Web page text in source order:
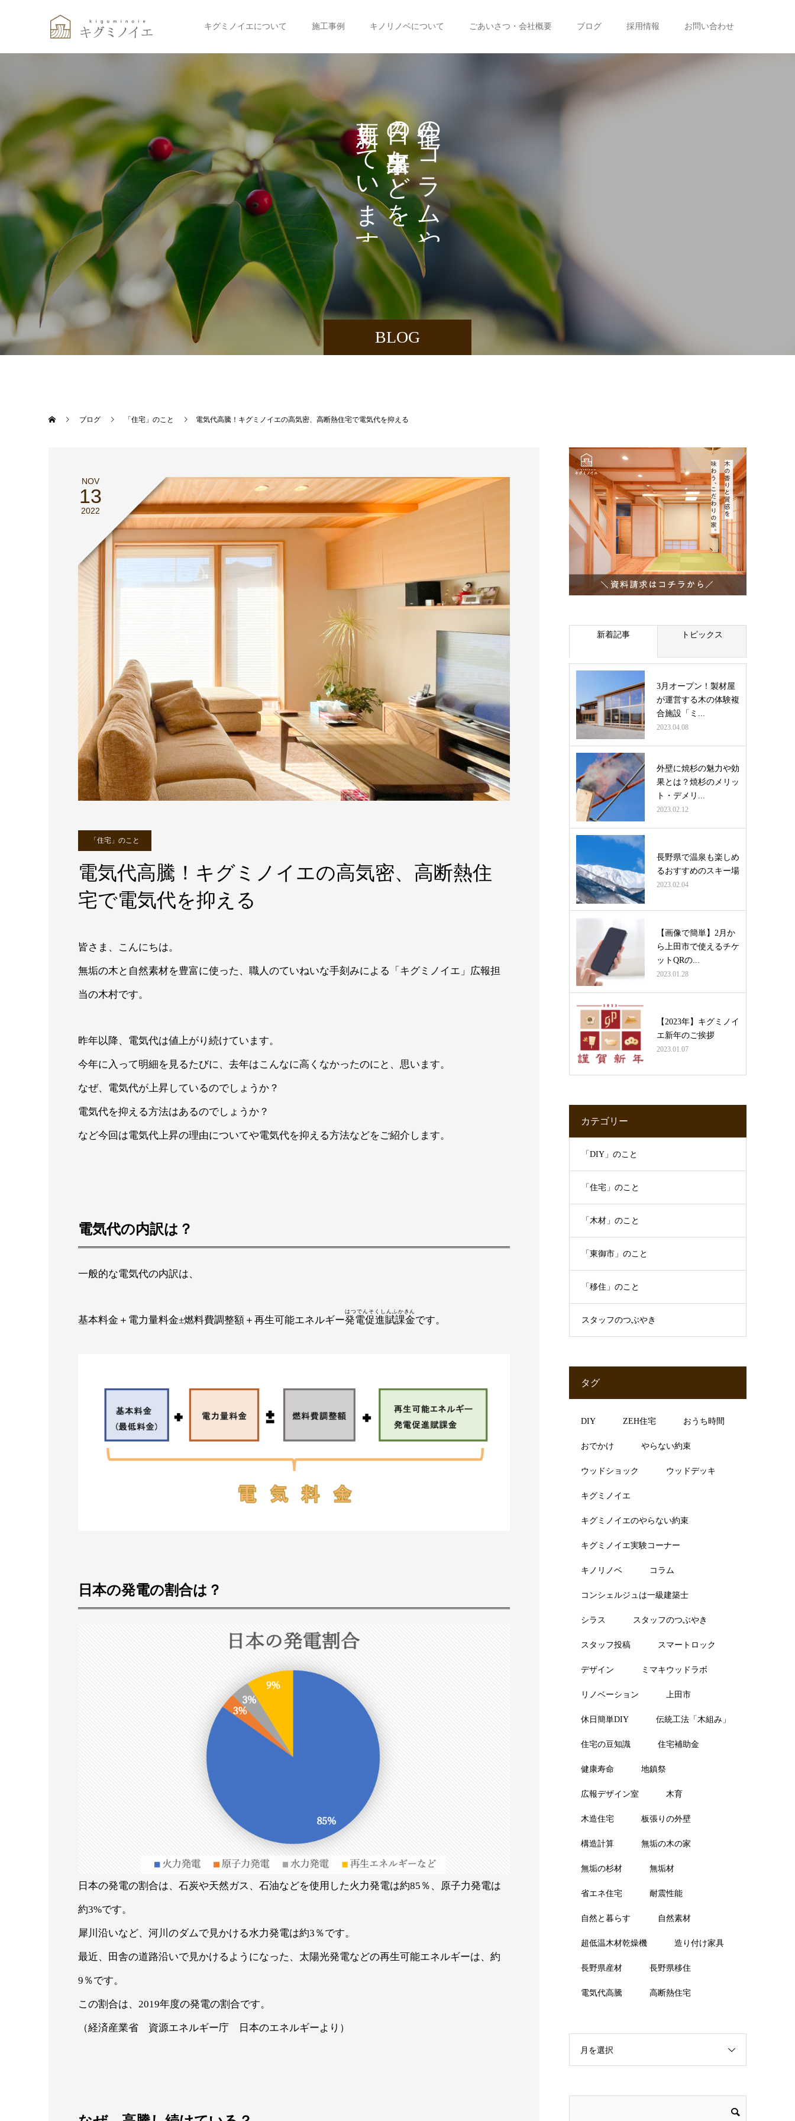
キグミノイエについて 施工事例 キノリノベについて ごあいさつ・会社概要 ブログ 採用情報 お問い合わせ
BLOG
の
コ
ラ
ム
や
の
な
ど
を
し
て
い
ま
す
ブログ 「住宅」のこと 電気代高騰！キグミノイエの高気密、高断熱住宅で電気代を抑える
NOV
13
2022
「住宅」のこと
電気代高騰！キグミノイエの高気密、高断熱住
宅で電気代を抑える
皆さま、こんにちは。
無垢の木と自然素材を豊富に使った、職人のていねいな手刻みによる「キグミノイエ」広報担
当の木村です。
昨年以降、電気代は値上がり続けています。
今年に入って明細を見るたびに、去年はこんなに高くなかったのにと、思います。
なぜ、電気代が上昇しているのでしょうか？
電気代を抑える方法はあるのでしょうか？
など今回は電気代上昇の理由についてや電気代を抑える方法などをご紹介します。
電気代の内訳は？
一般的な電気代の内訳は、
基本料金＋電力量料金±燃料費調整額＋再生可能エネルギー発電促進賦課金
はつでんそくしんふかきん
です。
日本の発電の割合は？
日本の発電の割合は、石炭や天然ガス、石油などを使用した火力発電は約85％、原子力発電は
約3%です。
犀川沿いなど、河川のダムで見かける水力発電は約3％です。
最近、田舎の道路沿いで見かけるようになった、太陽光発電などの再生可能エネルギーは、約
9％です。
この割合は、2019年度の発電の割合です。
（経済産業省 資源エネルギー庁 日本のエネルギーより）
新着記事 トピックス
3月オープン！製材屋
が運営する木の体験複
合施設「ミ...
2023.04.08
外壁に焼杉の魅力や効
果とは？焼杉のメリッ
ト・デメリ...
2023.02.12
長野県で温泉も楽しめ
るおすすめのスキー場
2023.02.04
【画像で簡単】2月か
ら上田市で使えるチケ
ットQRの...
2023.01.28
【2023年】キグミノイ
エ新年のご挨拶
2023.01.07
カテゴリー
「DIY」のこと
「住宅」のこと
「木材」のこと
「東御市」のこと
「移住」のこと
スタッフのつぶやき
タグ
DIY ZEH住宅 おうち時間
おでかけ やらない約束
ウッドショック ウッドデッキ
キグミノイエ
キグミノイエのやらない約束
キグミノイエ実験コーナー
キノリノベ コラム
コンシェルジュは一級建築士
シラス スタッフのつぶやき
スタッフ投稿 スマートロック
デザイン ミマキウッドラボ
リノベーション 上田市
休日簡単DIY 伝統工法「木組み」
住宅の豆知識 住宅補助金
健康寿命 地鎮祭
広報デザイン室 木育
木造住宅 板張りの外壁
構造計算 無垢の木の家
無垢の杉材 無垢材
省エネ住宅 耐震性能
自然と暮らす 自然素材
超低温木材乾燥機 造り付け家具
長野県産材 長野県移住
電気代高騰 高断熱住宅
月を選択